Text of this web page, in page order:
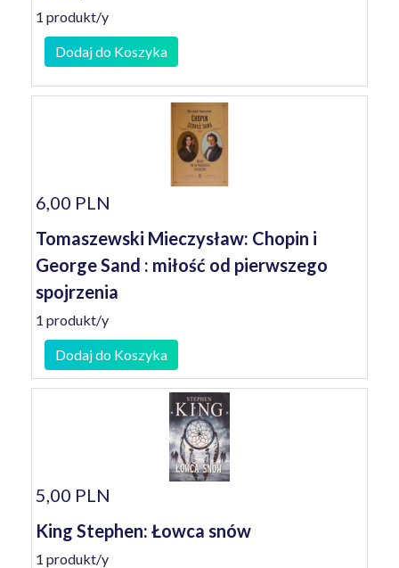
1 produkt/y
Dodaj do Koszyka
6,00 PLN
Tomaszewski Mieczysław: Chopin i
George Sand : miłość od pierwszego
spojrzenia
1 produkt/y
Dodaj do Koszyka
5,00 PLN
King Stephen: Łowca snów
1 produkt/y